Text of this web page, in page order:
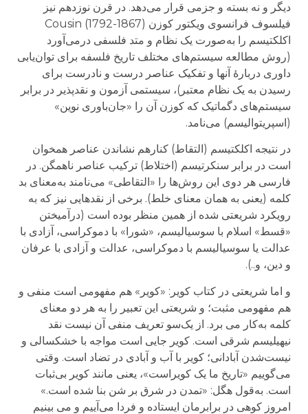
دیگر و نه بسته و جزمی قرار می‌دهد. در قرن نوزدهم نیز
فیلسوف فرانسوی ویکتور کوزن Cousin (1792-1867)
اکلکتیسم را به‌‌صورت یک نظام و متد فلسفی درمی‌آورد
(روش مطالعه سیستم‌های مختلف تاریخ فلسفه برای توان‌یابی
داوری دربارهٔ آنها و تفکیک عناصر درست و نادرست برای
رسیدن به یک نظام معتبر)، سیستمی آزمون و نقدپذیر در برابر
سیستم‌های دگماتیک که کوزن آن را «جان‌باوری نوین»
(اسپریتوالیسم) می‌نامد.
در نتیجه اکلکتیسم (التقاط) کنارهم نشاندن عناصر همخوان
است در برابر سنکرتیسم (اختلاط) ترکیب عناصر ناهمگن. در
فارسی هر دوی این روش‌ها را «التقاطی» می‌نامند به‌معنای بد
کلمه (یعنی به همان معنای خلط). برخی از نقدهایی نیز که به
رویکرد شریعتی شده از همین منظر بوده است (درآمیختن
«قسط» اسلام با سوسیالیسم، «شورا» با دموکراسی، آزادی با
عدالت یا سوسیالیسم با دموکراسی، عدالت و آزادی با عرفان
و دین، و..).
و اما شریعتی در کتاب کویر: «کویر» هم مفهومی است منفی و
هم مفهومی مثبت؛ و شریعتی این تعبیر را به هر دو معنای
کلمه به‌کار می برد. از یک‌سو تعریف منفی آن نیست نقد
نیهیلیسم شرقی است. کویر جایی است مواجه با خشکسالی و
نیست‌شدن آبادانی؛ کویر با آب و آبادی در تضاد است. وقتی
می‌گوییم «تاریخ ما یک کویراست»، یعنی مانند کویر بی‌ثبات
است. به‌قول هگل: «تمدن در شرق بر شن بنا شده است.»
امروز کوهی در برابرمان ایستاده و فردا می‌آییم و می بینیم